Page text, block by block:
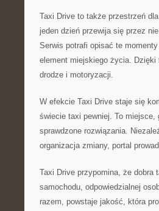
Taxi Drive to także przestrzeń
jeden dzień przewija się przez
Serwis potrafi opisać te
element miejskiego życia.
drodze i motoryzacji.
W efekcie Taxi Drive staje się
świecie taxi pewniej. To
sprawdzone rozwiązania.
organizacja zmiany, portal
Taxi Drive przypomina, że dobra
samochodu, odpowiedzialnej
razem, powstaje jakość, która